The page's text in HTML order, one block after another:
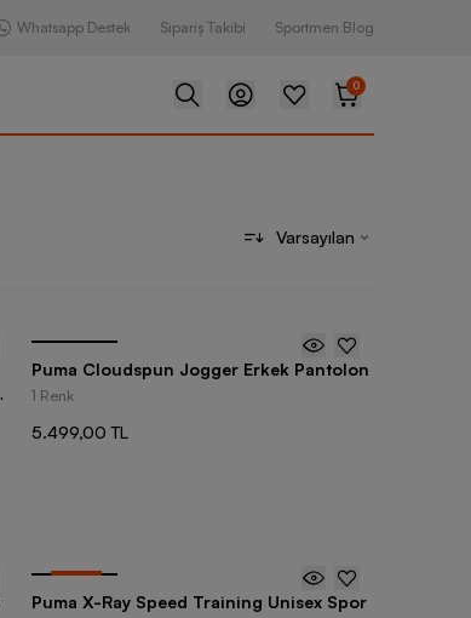
Whatsapp Destek Sipariş Takibi Sportmen Blog
0
Varsayılan
Puma Cloudspun Jogger Erkek Pantolon
1 Renk
5.499,00 TL
Puma X-Ray Speed Training Unisex Spor